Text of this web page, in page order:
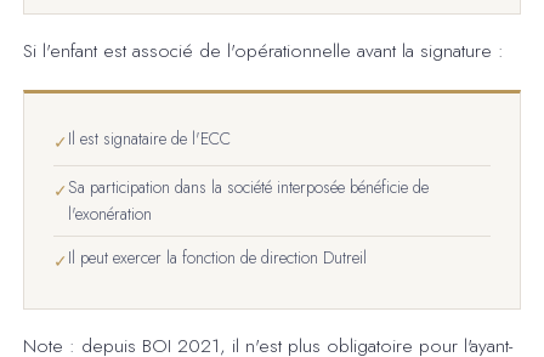
Si l'enfant est associé de l'opérationnelle avant la signature :
✓ Il est signataire de l'ECC
✓Sa participation dans la société interposée bénéficie de
l'exonération
✓ Il peut exercer la fonction de direction Dutreil
Note : depuis BOI 2021, il n'est plus obligatoire pour l'ayant-